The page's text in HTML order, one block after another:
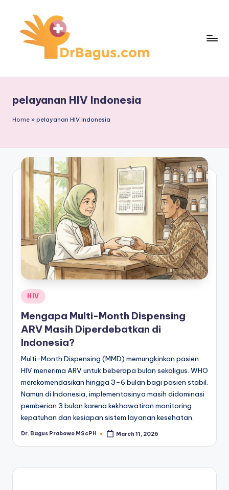
content
pelayanan HIV Indonesia
Home » pelayanan HIV Indonesia
Posted
in
HIV
Mengapa Multi-Month Dispensing
ARV Masih Diperdebatkan di
Indonesia?
Multi-Month Dispensing (MMD) memungkinkan pasien
HIV menerima ARV untuk beberapa bulan sekaligus. WHO
merekomendasikan hingga 3–6 bulan bagi pasien stabil.
Namun di Indonesia, implementasinya masih didominasi
pemberian 3 bulan karena kekhawatiran monitoring
kepatuhan dan kesiapan sistem layanan kesehatan.
Posted
Dr. Bagus Prabowo MScPH March 11, 2026